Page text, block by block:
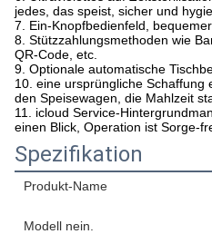
jedes, das speist, sicher und
7. Ein-Knopfbedienfeld,
8. Stützzahlungsmethoden wie
QR-Code, etc.
9. Optionale automatische
10. eine ursprüngliche
den Speisewagen, die Mahlzeit
11. icloud Service-
einen Blick, Operation ist Sorge-
Spezifikation
Produkt-Name
Modell nein.